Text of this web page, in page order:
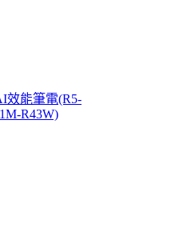
效能筆電(R5-
R43W)